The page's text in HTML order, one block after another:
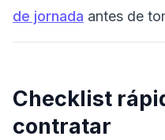
de jornada antes de
Checklist
contratar